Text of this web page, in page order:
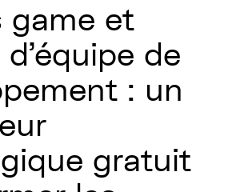
game et
de
: un
gratuit